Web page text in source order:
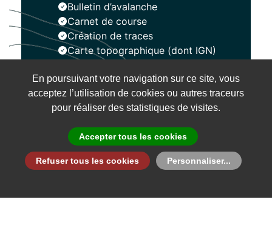
Bulletin d’avalanche
Carnet de course
Création de traces
Carte topographique (dont IGN)
Installer
En poursuivant votre navigation sur ce site, vous
acceptez l’utilisation de cookies ou autres traceurs
pour réaliser des statistiques de visites.
Accepter tous les cookies
Refuser tous les cookies Personnaliser...